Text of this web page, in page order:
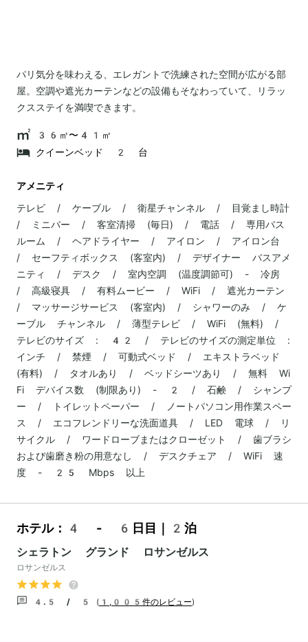
パリ気分を味わえる、エレガントで洗練された空間が広がる部
屋。空調や遮光カーテンなどの設備もそなわっていて、リラッ
クスステイを満喫できます。
36㎡〜41㎡
クイーンベッド 2 台
アメニティ
テレビ / ケーブル / 衛星チャンネル / 目覚まし時計
/ ミニバー / 客室清掃 (毎日) / 電話 / 専用バス
ルーム / ヘアドライヤー / アイロン / アイロン台
/ セーフティボックス (客室内) / デザイナー バスアメ
ニティ / デスク / 室内空調 (温度調節可) - 冷房
/ 高級寝具 / 有料ムービー / WiFi / 遮光カーテン
/ マッサージサービス (客室内) / シャワーのみ / ケ
ーブル チャンネル / 薄型テレビ / WiFi (無料) /
テレビのサイズ : 42 / テレビのサイズの測定単位 :
インチ / 禁煙 / 可動式ベッド / エキストラベッド
(有料) / タオルあり / ベッドシーツあり / 無料 Wi
Fi デバイス数 (制限あり) - 2 / 石鹸 / シャンプ
ー / トイレットペーパー / ノートパソコン用作業スペー
ス / エコフレンドリーな洗面道具 / LED 電球 / リ
サイクル / ワードローブまたはクローゼット / 歯ブラシ
および歯磨き粉の用意なし / デスクチェア / WiFi 速
度 - 25 Mbps 以上
ホテル：4 - 6日目｜2泊
シェラトン グランド ロサンゼルス
ロサンゼルス
4.5 / 5 ( 1,005件のレビュー)